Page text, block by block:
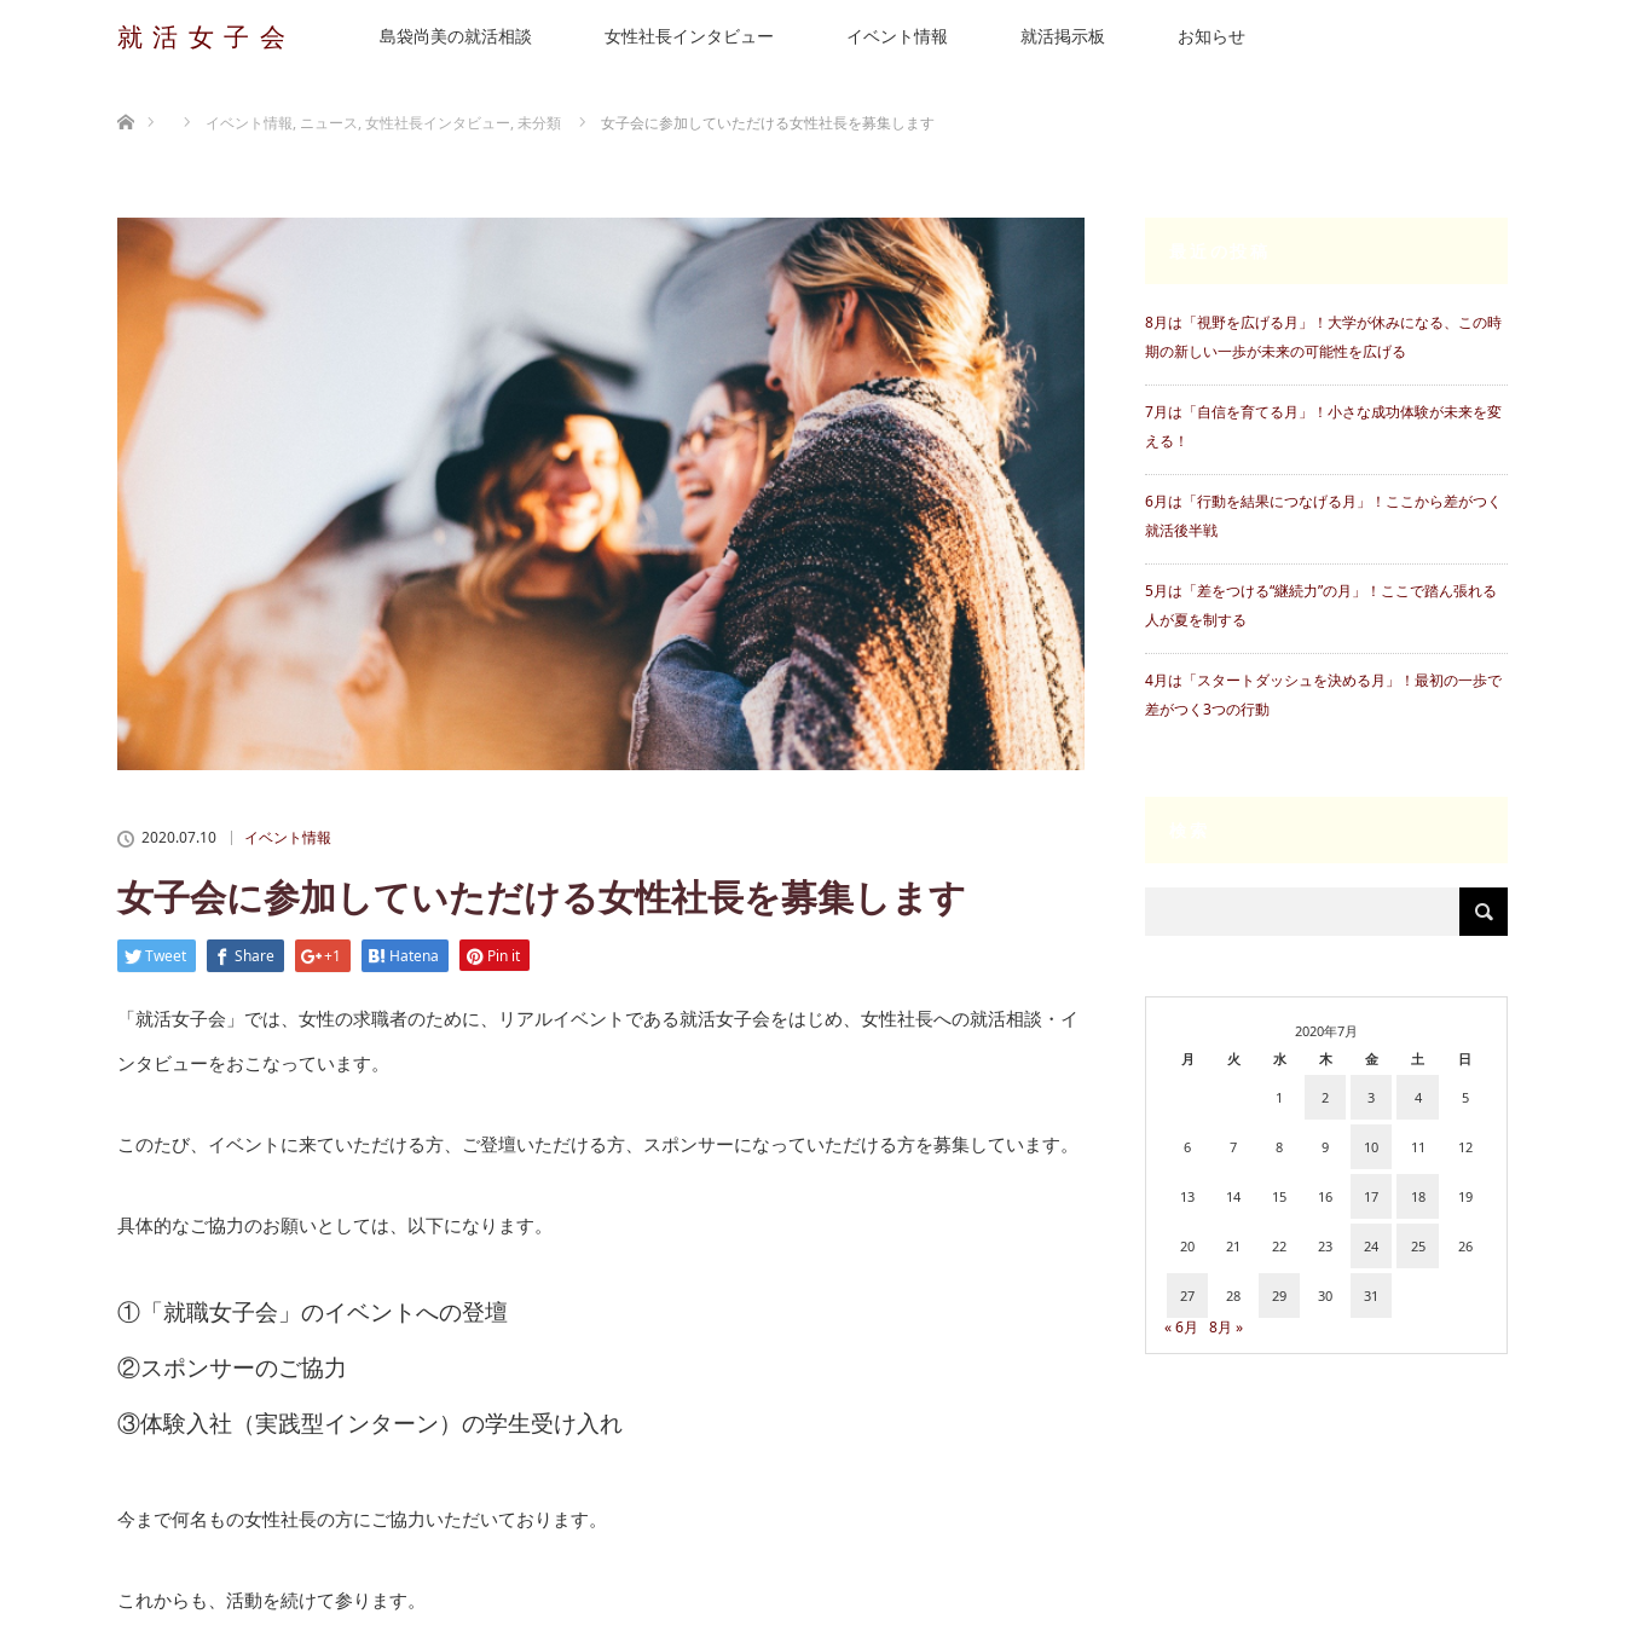
就活女子会 島袋尚美の就活相談 女性社長インタビュー イベント情報 就活掲示板 お知らせ
イベント情報, ニュース, 女性社長インタビュー, 未分類 女子会に参加していただける女性社長を募集します
2020.07.10 イベント情報
女子会に参加していただける女性社長を募集します
Tweet Share +1 Hatena Pin it
「就活女子会」では、女性の求職者のために、リアルイベントである就活女子会をはじめ、女性社長への就活相談・イ
ンタビューをおこなっています。
このたび、イベントに来ていただける方、ご登壇いただける方、スポンサーになっていただける方を募集しています。
具体的なご協力のお願いとしては、以下になります。
①「就職女子会」のイベントへの登壇
②スポンサーのご協力
③体験入社（実践型インターン）の学生受け入れ
今まで何名もの女性社長の方にご協力いただいております。
これからも、活動を続けて参ります。
8月は「視野を広げる月」！大学が休みになる、この時
期の新しい一歩が未来の可能性を広げる
7月は「自信を育てる月」！小さな成功体験が未来を変
える！
6月は「行動を結果につなげる月」！ここから差がつく
就活後半戦
5月は「差をつける“継続力”の月」！ここで踏ん張れる
人が夏を制する
4月は「スタートダッシュを決める月」！最初の一歩で
差がつく3つの行動
2020年7月
月
火 水 木 金 土 日
1 2 3 4 5
6 7 8 9 10 11 12
13 14 15 16 17 18 19
20 21 22 23 24 25 26
27 28 29 30 31
« 6月 8月 »